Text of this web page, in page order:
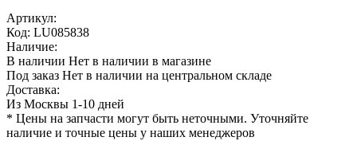
Артикул:
Код: LU085838
Наличие:
В наличии Нет в наличии в магазине
Под заказ Нет в наличии на центральном складе
Доставка:
Из Москвы 1-10 дней
* Цены на запчасти могут быть неточными. Уточняйте
наличие и точные цены у наших менеджеров